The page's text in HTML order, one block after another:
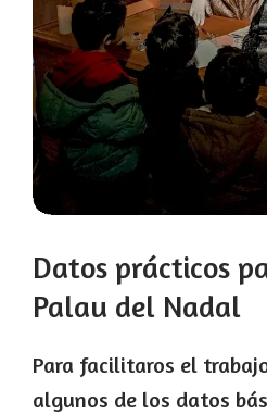
Datos prácticos
Palau del Nadal
Para facilitaros el
algunos de los datos